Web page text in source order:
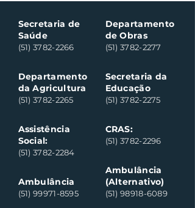
Secretaria de
Saúde
(51) 3782-2266
Departamento
da Agricultura
(51) 3782-2265
Assistência
Social:
(51) 3782-2284
Ambulância
(51) 99971-8595
Departamento
de Obras
(51) 3782-2277
Secretaria da
Educação
(51) 3782-2275
CRAS:
(51) 3782-2296
Ambulância
(Alternativo)
(51) 98918-6089